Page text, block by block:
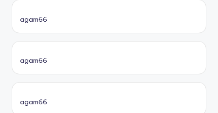
agam66
agam66
agam66